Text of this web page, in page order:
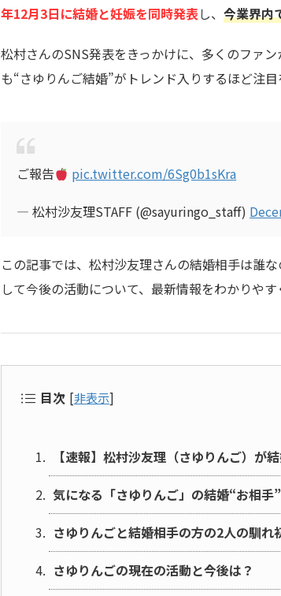
年12月3日に結婚と妊娠を同時発表し、 今業界内
松村さんのSNS発表をきっかけに、多くのファ
も“さゆりんご結婚”がトレンド入りするほど注目
ご報告
pic.twitter.com/6Sg0b1sKra
— 松村沙友理STAFF (@sayuringo_staff)
この記事では、松村沙友理さんの結婚相手は誰
して今後の活動について、最新情報をわかりやす
目次 [非表示]
【速報】松村沙友理（さゆりんご）が
気になる「さゆりんご」の結婚“お相手
さゆりんごと結婚相手の方の2人の馴れ
さゆりんごの現在の活動と今後は？